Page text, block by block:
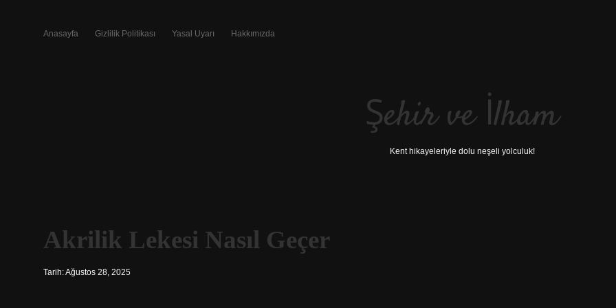
Anasayfa Gizlilik Politikası Yasal Uyarı Hakkımızda
Şehir ve İlham
Kent hikayeleriyle dolu neşeli yolculuk!
Akrilik Lekesi Nasıl Geçer
Tarih: Ağustos 28, 2025